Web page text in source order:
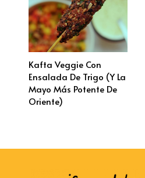
Kafta Veggie Con
Ensalada De Trigo (y La
Mayo Más Potente De
Oriente)